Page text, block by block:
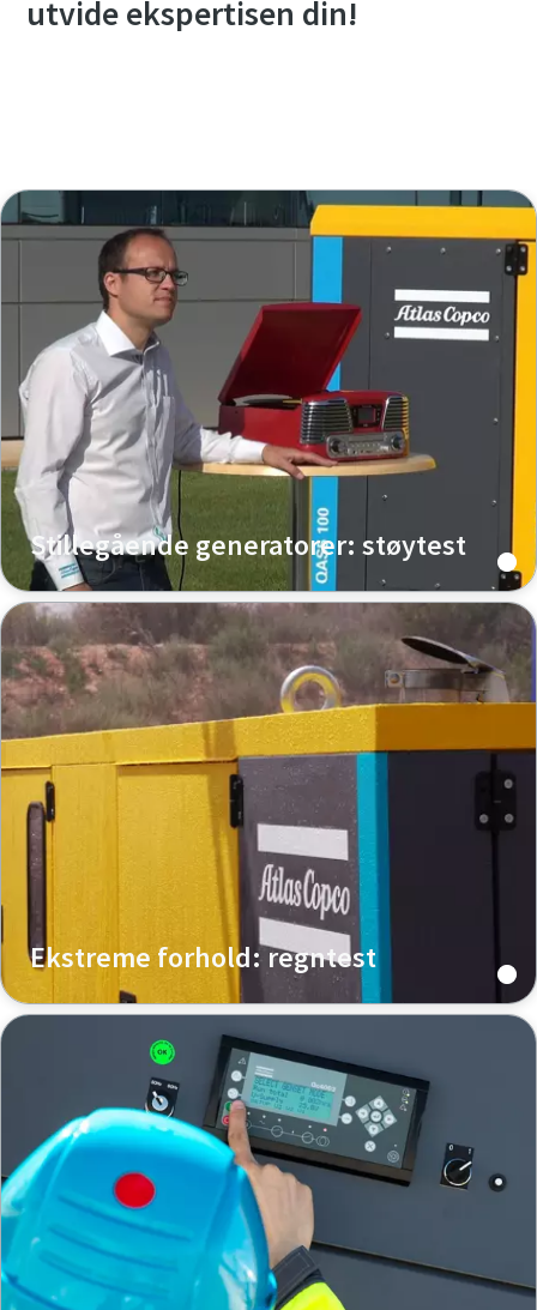
utvide ekspertisen din!
Stillegående generatorer: støytest
Ekstreme forhold: regntest